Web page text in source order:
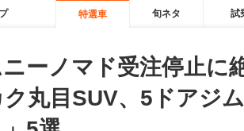
特選車 旬ネタ 試
ーノマド受注停止に
丸目SUV、5ドアジ